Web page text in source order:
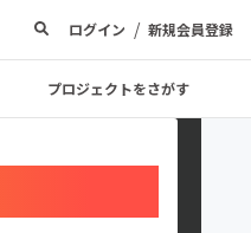
ログイン / 新規会員登録
プロジェクトをさがす